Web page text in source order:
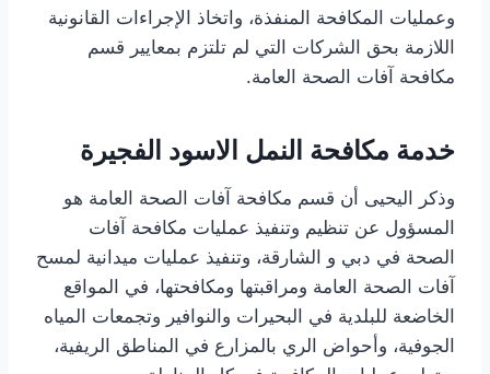
وعمليات المكافحة المنفذة، واتخاذ الإجراءات القانونية
اللازمة بحق الشركات التي لم تلتزم بمعايير قسم
مكافحة آفات الصحة العامة.
خدمة مكافحة النمل الاسود الفجيرة
وذكر اليحيى أن قسم مكافحة آفات الصحة العامة هو
المسؤول عن تنظيم وتنفيذ عمليات مكافحة آفات
الصحة في دبي و الشارقة، وتنفيذ عمليات ميدانية لمسح
آفات الصحة العامة ومراقبتها ومكافحتها، في المواقع
الخاضعة للبلدية في البحيرات والنوافير وتجمعات المياه
الجوفية، وأحواض الري بالمزارع في المناطق الريفية،